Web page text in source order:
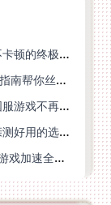
在英国打一梦江湖卡吗？海外党国服游戏不卡顿的终极解法
海外党打枪神纪卡成PPT？这篇加速器选择指南帮你丝滑上分
美国打我的起源加速器下载指南：海外玩国服游戏不再卡的终极方案
江南百景图国外加速器有哪些？海外玩家亲测好用的选择与避坑指南
去国外能打王国保卫战4吗？海外玩家国服游戏加速全攻略（附公主连结幻想江湖实测）